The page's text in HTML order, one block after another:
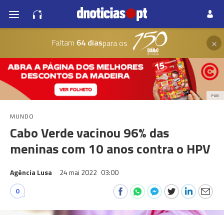
Faltam 64 diaspara os ×
PUB
MUNDO
Cabo Verde vacinou 96% das
meninas com 10 anos contra o HPV
Agência Lusa 24 mai 2022 03:00
0